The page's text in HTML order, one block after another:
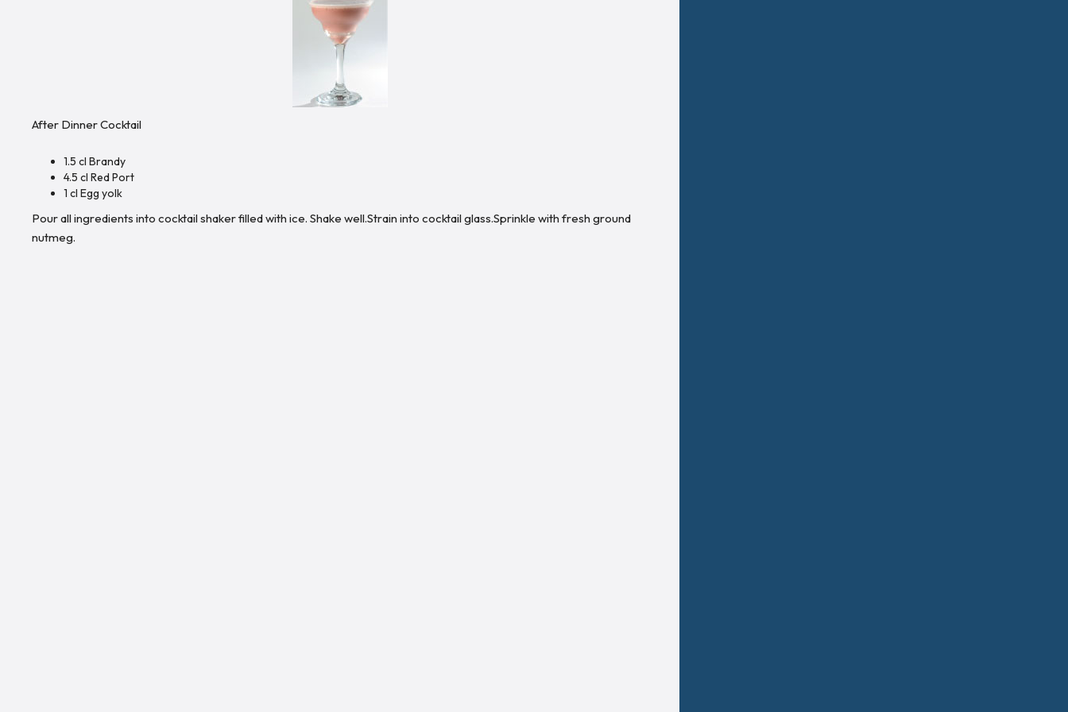
After Dinner Cocktail
1.5 cl Brandy
4.5 cl Red Port
1 cl Egg yolk
Pour all ingredients into cocktail shaker filled with ice. Shake well.Strain into cocktail glass.Sprinkle with fresh ground
nutmeg.